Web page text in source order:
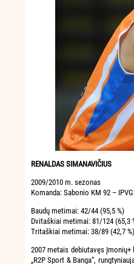
RENALDAS SIMANAVIČIUS
2009/2010 m. sezonas
Komanda: Sabonio KM 92 –
Baudų metimai: 42/44 (95,5 %)
Dvitaškiai metimai: 81/124 (65,3
Tritaškiai metimai: 38/89 (42,7 %)
2007 metais debiutavęs
„R2P Sport & Banga“,